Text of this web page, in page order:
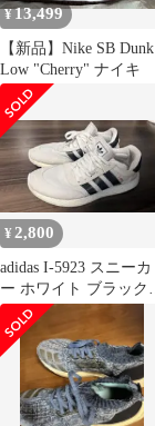
¥13,499
【新品】Nike SB Dunk
Low "Cherry" ナイキ
¥2,800
adidas I-5923 スニーカ
ー ホワイト ブラッ
27.5